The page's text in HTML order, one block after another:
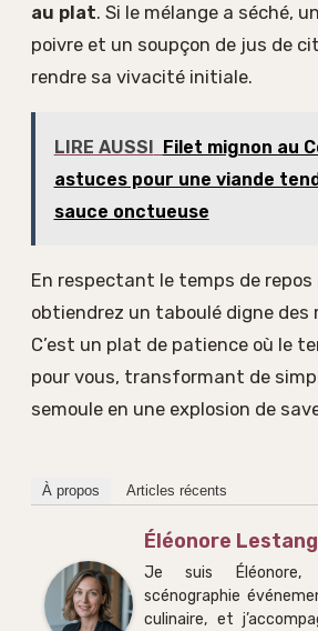
au plat. Si le mélange a séché,
poivre et un soupçon de jus de
rendre sa vivacité initiale.
LIRE AUSSI Filet mignon au
astuces pour une viande
sauce onctueuse
En respectant le temps de repos
obtiendrez un taboulé digne des
C’est un plat de patience où le
pour vous, transformant de
semoule en une explosion de
À propos Articles récents
Éléonore
Je suis Éléonore,
scénographie
culinaire, et